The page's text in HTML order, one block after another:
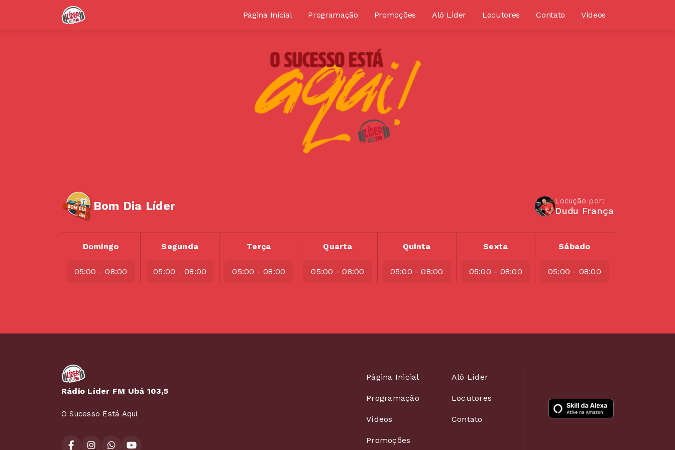
Página Inicial Programação Promoções Alô Líder Locutores Contato Vídeos
Bom Dia Líder Locução por:
Dudu França
Domingo
05:00 - 08:00
Segunda
05:00 - 08:00
Terça
05:00 - 08:00
Quarta
05:00 - 08:00
Quinta
05:00 - 08:00
Sexta
05:00 - 08:00
Sábado
05:00 - 08:00
Rádio Líder FM Ubá 103,5
O Sucesso Está Aqui
Página Inicial
Programação
Vídeos
Promoções
Alô Líder
Locutores
Contato